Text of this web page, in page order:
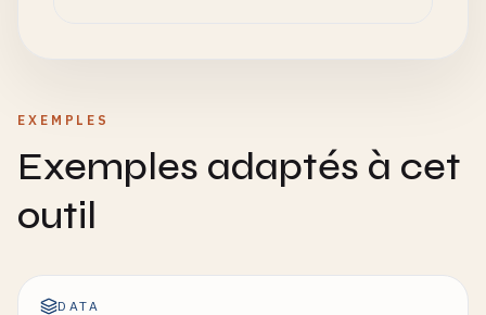
EXEMPLES
Exemples adaptés à cet
outil
DATA